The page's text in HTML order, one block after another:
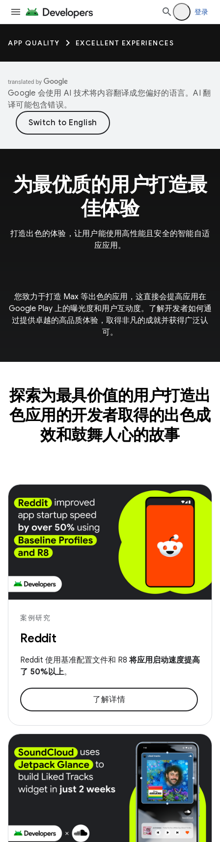
登录
APP QUALITY EXCELLENT EXPERIENCES
Google 会使用 AI 技术将内容翻译成您偏好的语言。AI 翻
译可能包含错误。
为最优质的用户打造最
佳体验
打造出色的体验，让用户能使用高性能且安全的智能自适
应应用。
您致力于打造 Max 等出色的应用，这直接会提高应用在
Google Play 上的曝光度和用户互动度。了解开发者如何通
过提供卓越的高品质体验，取得非凡的成就并获得广泛认
可。
探索为最具价值的用户打造出
色应用的开发者取得的出色成
效和鼓舞人心的故事
案例研究
Reddit
Reddit 使用基准配置文件和 R8将应用启动速度提高
了 50%以上。
了解详情